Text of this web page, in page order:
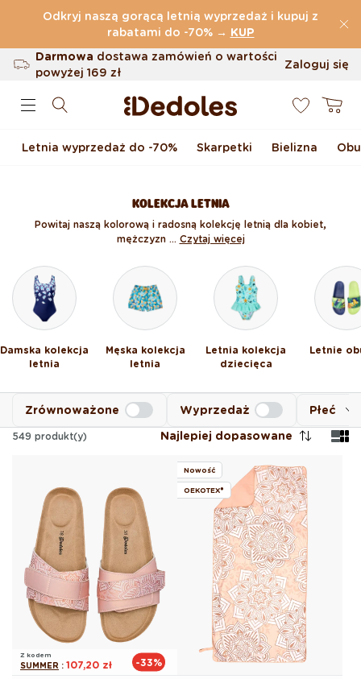
Przejdź do treści
Odkryj naszą gorącą letnią wyprzedaż i kupuj z
rabatami do -70% → KUP
(32.819 Opinie)
Darmowa dostawa zamówień o wartości
powyżej169 zł
Możliwość zwrotu w ciągu 100 dni
Zaloguj się
Koszyk
Letnia wyprzedaż do -70% Skarpetki Bielizna
KOLEKCJA LETNIA
Powitaj naszą kolorową i radosną kolekcję letnią dla kobiet,
mężczyzn ... Czytaj więcej
Damska kolekcja
letnia
Męska kolekcja
letnia
Letnia kolekcja
dziecięca
Letnie
Płeć
Zrównoważone Wyprzedaż
549 produkt(y) Najlepiej dopasowane
Z kodem
SUMMER : 107,20 zł -33%
Nowość
OEKOTEX®